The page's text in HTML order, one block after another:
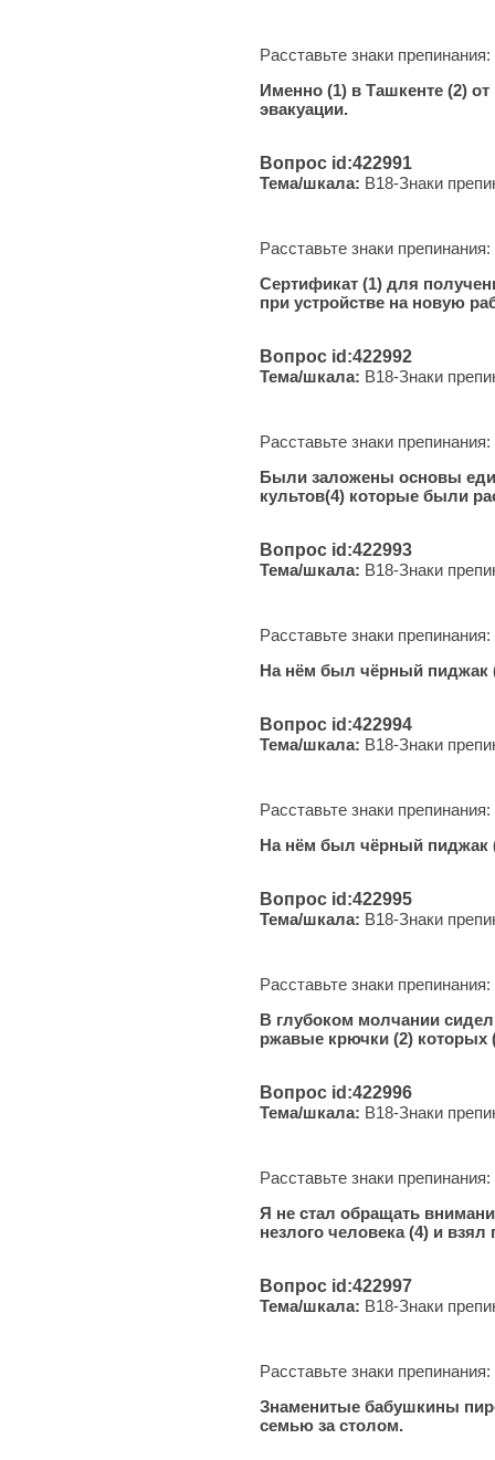
Расставьте знаки
Именно (1) в Ташкенте (2)
эвакуации.
Вопрос id:422991
Тема/шкала: B18-Знаки
Расставьте знаки
Сертификат (1) для
при устройстве на новую
Вопрос id:422992
Тема/шкала: B18-Знаки
Расставьте знаки
Были заложены основы
культов(4) которые были
Вопрос id:422993
Тема/шкала: B18-Знаки
Расставьте знаки
На нём был чёрный пиджак
Вопрос id:422994
Тема/шкала: B18-Знаки
Расставьте знаки
На нём был чёрный пиджак
Вопрос id:422995
Тема/шкала: B18-Знаки
Расставьте знаки
В глубоком молчании
ржавые крючки (2)
Вопрос id:422996
Тема/шкала: B18-Знаки
Расставьте знаки
Я не стал обращать
незлого человека (4) и
Вопрос id:422997
Тема/шкала: B18-Знаки
Расставьте знаки
Знаменитые бабушкины
семью за столом.